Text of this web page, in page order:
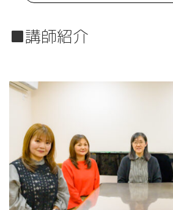
■講師紹介